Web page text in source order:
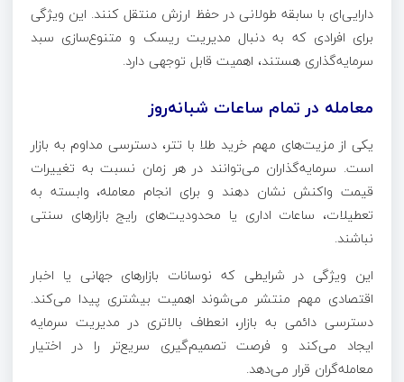
دارایی‌ای با سابقه طولانی در حفظ ارزش منتقل کنند. این ویژگی
برای افرادی که به دنبال مدیریت ریسک و متنوع‌سازی سبد
سرمایه‌گذاری هستند، اهمیت قابل توجهی دارد.
معامله در تمام ساعات شبانه‌روز
یکی از مزیت‌های مهم خرید طلا با تتر، دسترسی مداوم به بازار
است. سرمایه‌گذاران می‌توانند در هر زمان نسبت به تغییرات
قیمت واکنش نشان دهند و برای انجام معامله، وابسته به
تعطیلات، ساعات اداری یا محدودیت‌های رایج بازارهای سنتی
نباشند.
این ویژگی در شرایطی که نوسانات بازارهای جهانی یا اخبار
اقتصادی مهم منتشر می‌شوند اهمیت بیشتری پیدا می‌کند.
دسترسی دائمی به بازار، انعطاف بالاتری در مدیریت سرمایه
ایجاد می‌کند و فرصت تصمیم‌گیری سریع‌تر را در اختیار
معامله‌گران قرار می‌دهد.